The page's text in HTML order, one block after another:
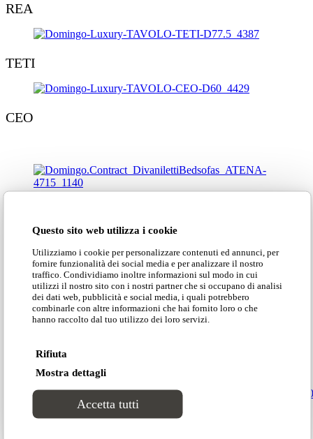
Questo sito web utilizza i cookie
Utilizziamo i cookie per personalizzare contenuti ed annunci, per
fornire funzionalità dei social media e per analizzare il nostro
traffico. Condividiamo inoltre informazioni sul modo in cui
utilizzi il nostro sito con i nostri partner che si occupano di analisi
dei dati web, pubblicità e social media, i quali potrebbero
combinarle con altre informazioni che hai fornito loro o che
hanno raccolto dal tuo utilizzo dei loro servizi.
Rifiuta
Mostra dettagli
Accetta tutti
REA
TETI
CEO
ELEKTRA
MARIE
PEGASO